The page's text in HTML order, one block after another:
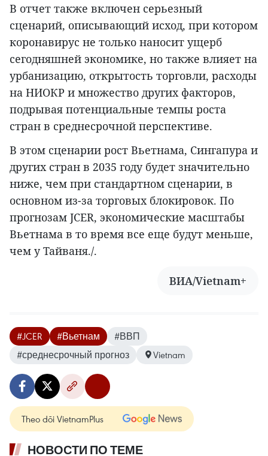
В отчет также включен серьезный
сценарий, описывающий исход, при котором
коронавирус не только наносит ущерб
сегодняшней экономике, но также влияет на
урбанизацию, открытость торговли, расходы
на НИОКР и множество других факторов,
подрывая потенциальные темпы роста
стран в среднесрочной перспективе.
В этом сценарии рост Вьетнама, Сингапура и
других стран в 2035 году будет значительно
ниже, чем при стандартном сценарии, в
основном из-за торговых блокировок. По
прогнозам JCER, экономические масштабы
Вьетнама в то время все еще будут меньше,
чем у Тайваня./.
ВИА/Vietnam+
#JCER #Вьетнам
#ВВП
#среднесрочный прогноз
Vietnam
Theo dõi VietnamPlus
НОВОСТИ ПО ТЕМЕ